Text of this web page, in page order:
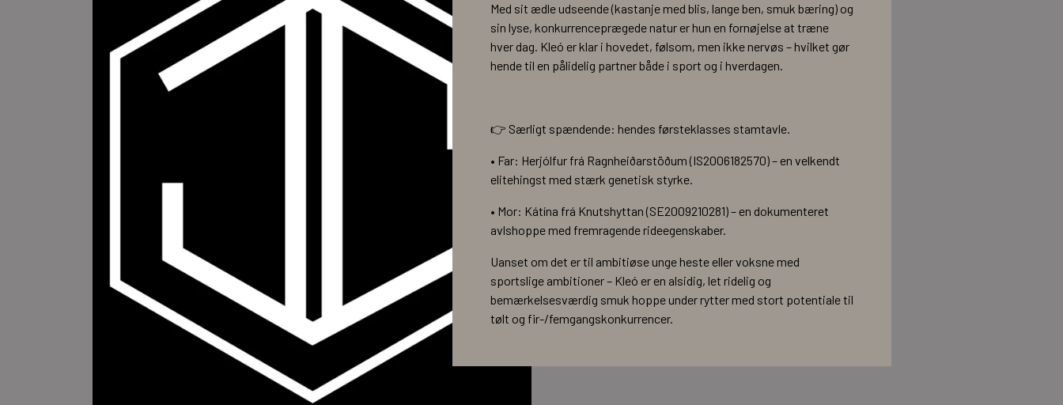
Med sit ædle udseende (kastanje med blis, lange ben, smuk bæring) og
sin lyse, konkurrenceprægede natur er hun en fornøjelse at træne
hver dag. Kleó er klar i hovedet, følsom, men ikke nervøs – hvilket gør
hende til en pålidelig partner både i sport og i hverdagen.
👉 Særligt spændende: hendes førsteklasses stamtavle.
• Far: Herjólfur frá Ragnheiðarstöðum (IS2006182570) – en velkendt
elitehingst med stærk genetisk styrke.
• Mor: Kátína frá Knutshyttan (SE2009210281) – en dokumenteret
avlshoppe med fremragende rideegenskaber.
Uanset om det er til ambitiøse unge heste eller voksne med
sportslige ambitioner – Kleó er en alsidig, let ridelig og
bemærkelsesværdig smuk hoppe under rytter med stort potentiale til
tølt og fir-/femgangskonkurrencer.